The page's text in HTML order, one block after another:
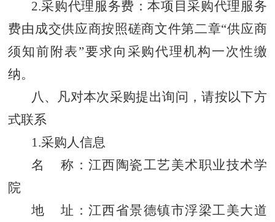
2.采购代理服务费：本项目采购代理服务
费由成交供应商按照磋商文件第二章“供应商
须知前附表”要求向采购代理机构一次性缴
纳。
八、凡对本次采购提出询问，请按以下方
式联系
1.采购人信息
名 称：江西陶瓷工艺美术职业技术学
院
地 址：江西省景德镇市浮梁工美大道